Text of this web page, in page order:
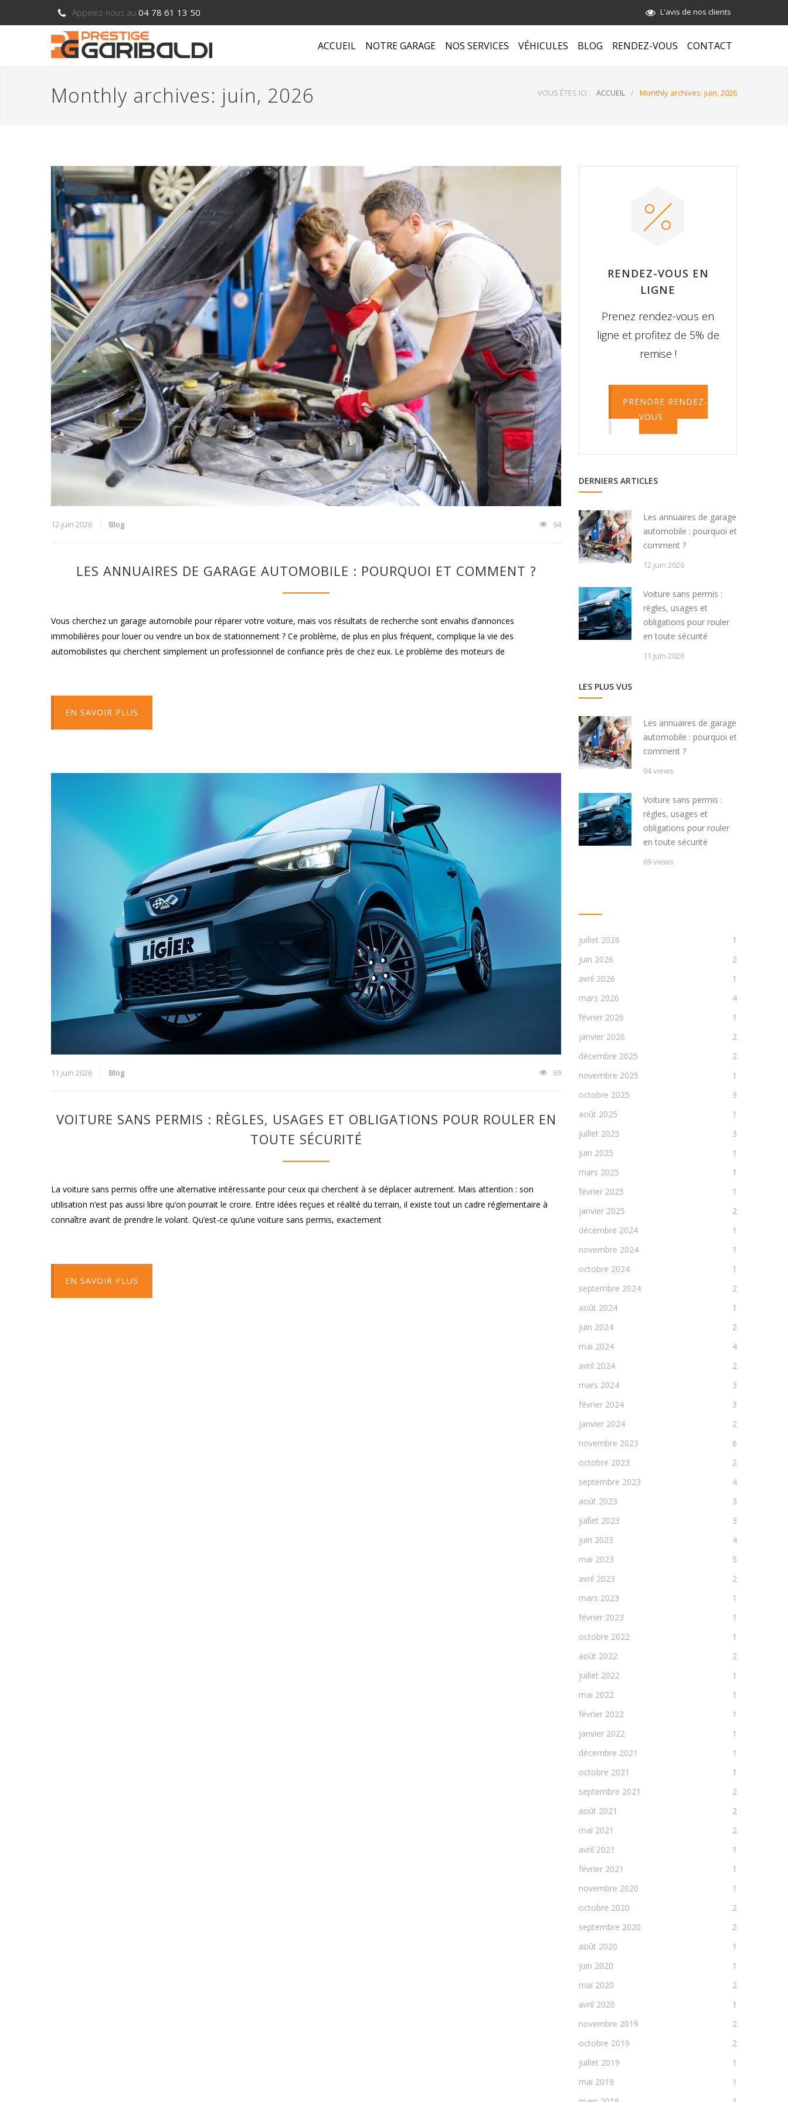
Appelez-nous au 04 78 61 13 50 L'avis de nos clients
ACCUEIL NOTRE GARAGE NOS SERVICES VÉHICULES BLOG RENDEZ-VOUS CONTACT
Monthly archives: juin, 2026 VOUS ÊTES ICI : ACCUEIL / Monthly archives: juin, 2026
12 juin 2026 Blog 94
LES ANNUAIRES DE GARAGE AUTOMOBILE : POURQUOI ET COMMENT ?
Vous cherchez un garage automobile pour réparer votre voiture, mais vos résultats de recherche sont envahis d’annonces
immobilières pour louer ou vendre un box de stationnement ? Ce problème, de plus en plus fréquent, complique la vie des
automobilistes qui cherchent simplement un professionnel de confiance près de chez eux. Le problème des moteurs de
EN SAVOIR PLUS
11 juin 2026 Blog 69
VOITURE SANS PERMIS : RÈGLES, USAGES ET OBLIGATIONS POUR ROULER EN
TOUTE SÉCURITÉ
La voiture sans permis offre une alternative intéressante pour ceux qui cherchent à se déplacer autrement. Mais attention : son
utilisation n’est pas aussi libre qu’on pourrait le croire. Entre idées reçues et réalité du terrain, il existe tout un cadre réglementaire à
connaître avant de prendre le volant. Qu’est-ce qu’une voiture sans permis, exactement
EN SAVOIR PLUS
RENDEZ-VOUS EN
LIGNE
Prenez rendez-vous en
ligne et profitez de 5% de
remise !
PRENDRE RENDEZ-
VOUS
DERNIERS ARTICLES
Les annuaires de garage
automobile : pourquoi et
comment ?
12 juin 2026
Voiture sans permis :
règles, usages et
obligations pour rouler
en toute sécurité
11 juin 2026
LES PLUS VUS
Les annuaires de garage
automobile : pourquoi et
comment ?
94 views
Voiture sans permis :
règles, usages et
obligations pour rouler
en toute sécurité
69 views
juillet 2026
1
juin 2026
2
avril 2026
1
mars 2026
4
février 2026
1
janvier 2026
2
décembre 2025
2
novembre 2025
1
octobre 2025
3
août 2025
1
juillet 2025
3
juin 2025
1
mars 2025
1
février 2025
1
janvier 2025
2
décembre 2024
1
novembre 2024
1
octobre 2024
1
septembre 2024
2
août 2024
1
juin 2024
2
mai 2024
4
avril 2024
2
mars 2024
3
février 2024
3
janvier 2024
2
novembre 2023
6
octobre 2023
2
septembre 2023
4
août 2023
3
juillet 2023
3
juin 2023
4
mai 2023
5
avril 2023
2
mars 2023
1
février 2023
1
octobre 2022
1
août 2022
2
juillet 2022
1
mai 2022
1
février 2022
1
janvier 2022
1
décembre 2021
1
octobre 2021
1
septembre 2021
2
août 2021
2
mai 2021
2
avril 2021
1
février 2021
1
novembre 2020
1
octobre 2020
2
septembre 2020
2
août 2020
1
juin 2020
1
mai 2020
2
avril 2020
1
novembre 2019
2
octobre 2019
2
juillet 2019
1
mai 2019
1